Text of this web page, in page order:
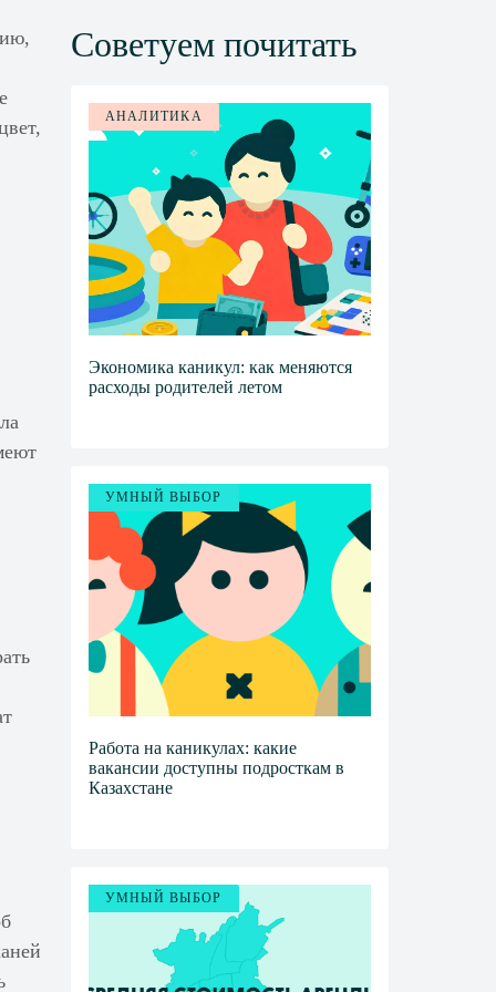
Советуем почитать
АНАЛИТИКА
Экономика каникул: как меняются
расходы родителей летом
УМНЫЙ ВЫБОР
Работа на каникулах: какие
вакансии доступны подросткам в
Казахстане
УМНЫЙ ВЫБОР